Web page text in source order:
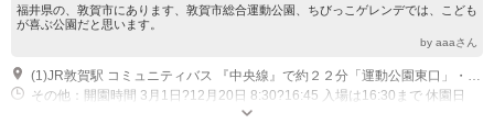
福井県の、敦賀市にあります、敦賀市総合運動公園、ちびっこゲレンデでは、こども
が喜ぶ公園だと思います。
by aaaさん
その他：開園時間 3月1日?12月20日 8:30?16:45 入場は16:30まで 休園日
（月） 休園日 祝祭日の翌日（金曜日・土曜日・日曜日・月曜日が祝祭日の